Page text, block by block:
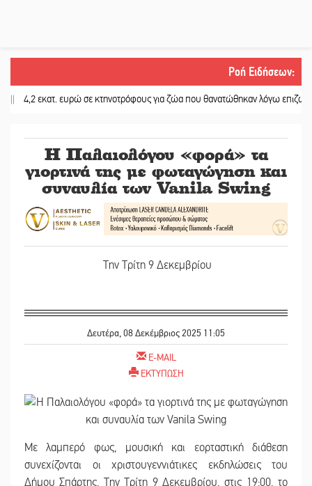
Ροή Ειδήσεων:
εκατ. ευρώ σε κτηνοτρόφους για ζώα που θανατώθηκαν λόγω επιζωοτιών
Η Παλαιολόγου «φορά» τα
γιορτινά της με φωταγώγηση και
συναυλία των Vanila Swing
Την Τρίτη 9 Δεκεμβρίου
Δευτέρα, 08 Δεκέμβριος 2025 11:05
E-MAIL
ΕΚΤΥΠΩΣΗ
Με λαμπερό φως, μουσική και εορταστική διάθεση
συνεχίζονται οι χριστουγεννιάτικες εκδηλώσεις του
Δήμου Σπάρτης. Την Τρίτη 9 Δεκεμβρίου, στις 19:00, το